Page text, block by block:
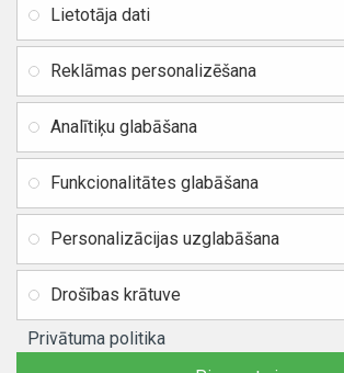
Privātuma politika
Preču un naudas atgriešana
Piegādes un apmaksa
Vietnes karte
Reģ. Nr.
BIC /
TEl.: +371
E-pasts:
Autortiesības © 2021, MOBIPART.EU, Visas
Lietotāja dati
Reklāmas personalizēšana
Analītiķu glabāšana
Funkcionalitātes glabāšana
Personalizācijas uzglabāšana
Drošības krātuve
Privātuma politika